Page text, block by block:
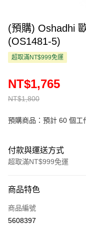
(預購) Oshadhi
(OS1481-5)
超取滿NT$999免運
NT$1,800
NT$1,765
預購商品：預計 60 個工
付款與運送方式
超取滿NT$999免運
信用卡一次付款
超商取貨付款
商品特色
商品編號
5608397